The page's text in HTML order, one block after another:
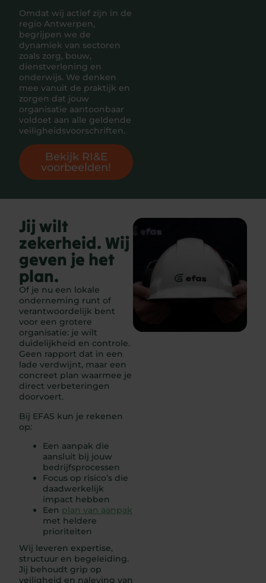
Omdat wij actief zijn in de
regio Antwerpen,
begrijpen we de
dynamiek van sectoren
zoals zorg, bouw,
dienstverlening en
onderwijs. We denken
mee vanuit de praktijk en
zorgen dat jouw
organisatie aantoonbaar
voldoet aan alle geldende
veiligheidsvoorschriften.
Bekijk RI&E
voorbeelden!
Jij wilt
zekerheid. Wij
geven je het
plan.
Of je nu een lokale
onderneming runt of
verantwoordelijk bent
voor een grotere
organisatie: je wilt
duidelijkheid en controle.
Geen rapport dat in een
lade verdwijnt, maar een
concreet plan waarmee je
direct verbeteringen
doorvoert.
Bij EFAS kun je rekenen
op:
Een aanpak die
aansluit bij jouw
bedrijfsprocessen
Focus op risico’s die
daadwerkelijk
impact hebben
Een plan van aanpak
met heldere
prioriteiten
Wij leveren expertise,
structuur en begeleiding.
Jij behoudt grip op
veiligheid en naleving van